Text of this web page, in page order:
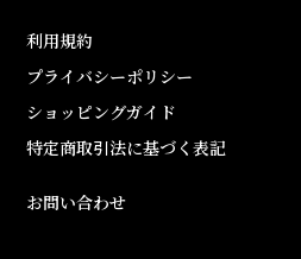
利用規約
プライバシーポリシー
ショッピングガイド
特定商取引法に基づく表記
お問い合わせ